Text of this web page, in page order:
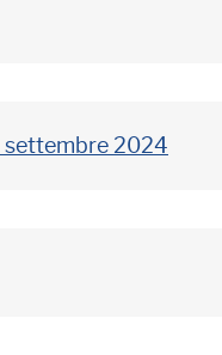
settembre 2024